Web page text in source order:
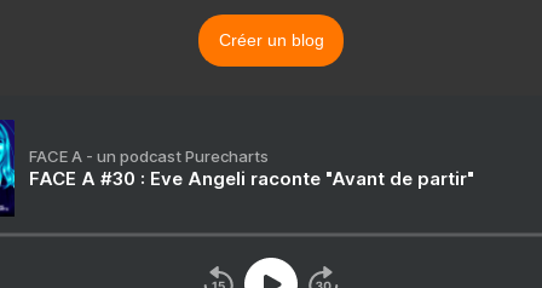
Créer un blog
FACE A - un podcast Purecharts
FACE A #30 : Eve Angeli raconte "Avant de partir"